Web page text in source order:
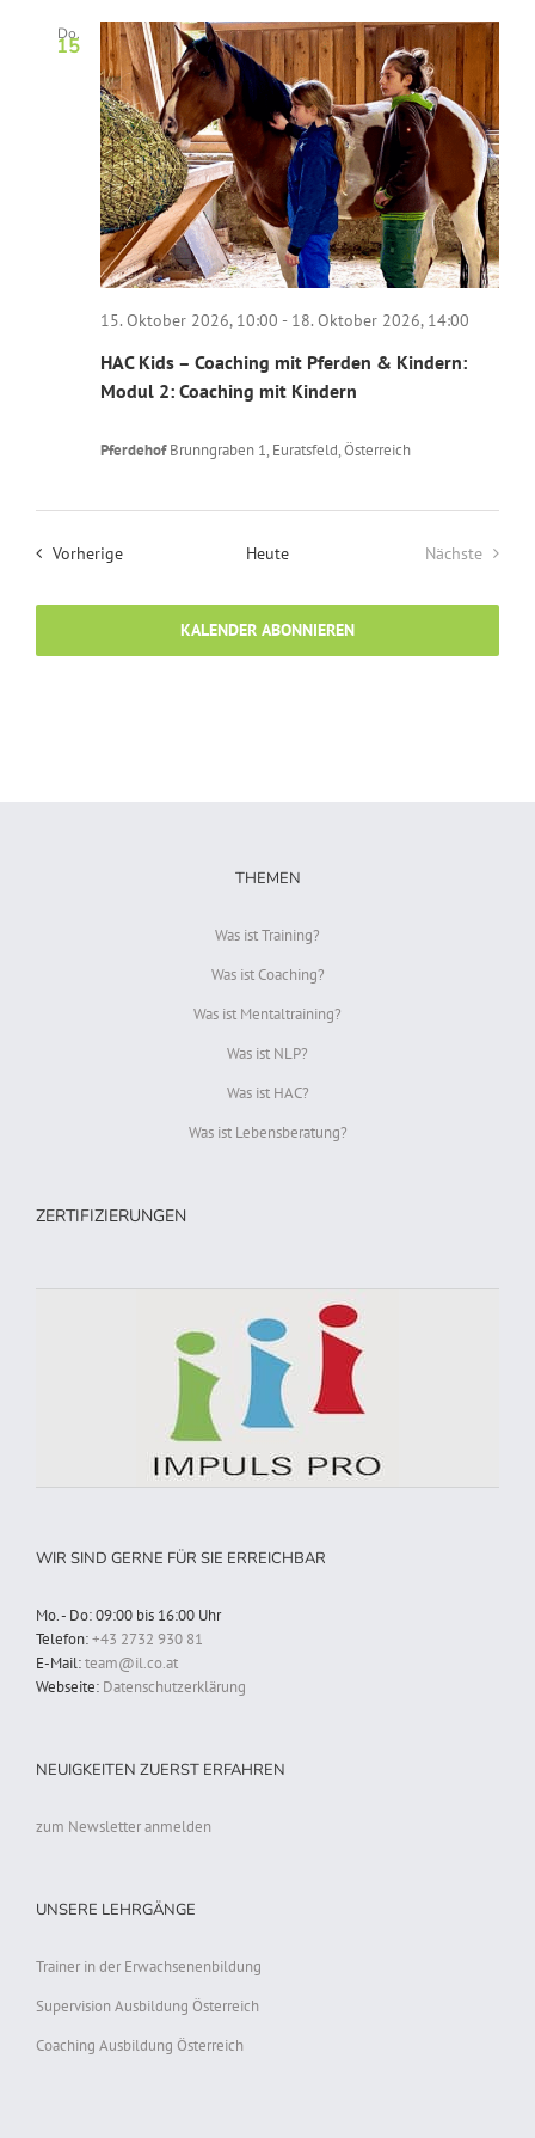
Do.
15
HAC Kids – Coaching mit Pferden & Kindern:
Modul 2: Coaching mit Kindern
15. Oktober 2026, 10:00 - 18. Oktober 2026, 14:00
PferdehofBrunngraben 1, Euratsfeld, Österreich
VorherigeVeranstaltungen Heute
Nächste
KALENDER ABONNIEREN
THEMEN
Was ist Training?
Was ist Coaching?
Was ist Mentaltraining?
Was ist NLP?
Was ist HAC?
Was ist Lebensberatung?
ZERTIFIZIERUNGEN
WIR SIND GERNE FÜR SIE ERREICHBAR
Mo. - Do: 09:00 bis 16:00 Uhr
Telefon:+43 2732 930 81
E-Mail:team@il.co.at
Webseite: Datenschutzerklärung
NEUIGKEITEN ZUERST ERFAHREN
zum Newsletter anmelden
UNSERE LEHRGÄNGE
Trainer in der Erwachsenenbildung
Supervision Ausbildung Österreich
Coaching Ausbildung Österreich